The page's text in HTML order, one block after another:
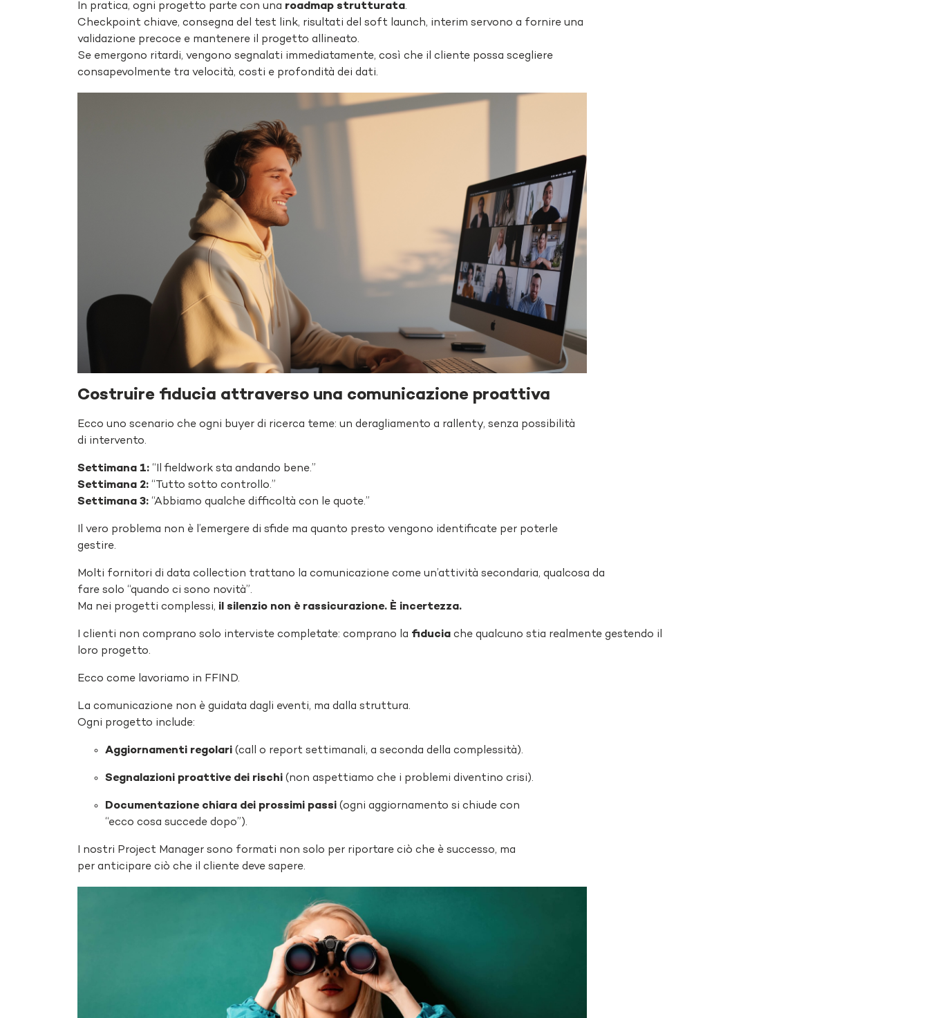
In pratica, ogni progetto parte con una roadmap strutturata.
Checkpoint chiave, consegna del test link, risultati del soft launch, interim servono a fornire una
validazione precoce e mantenere il progetto allineato.
Se emergono ritardi, vengono segnalati immediatamente, così che il cliente possa scegliere
consapevolmente tra velocità, costi e profondità dei dati.
Costruire fiducia attraverso una comunicazione proattiva
Ecco uno scenario che ogni buyer di ricerca teme: un deragliamento a rallenty, senza possibilità
di intervento.
Settimana 1: “Il fieldwork sta andando bene.”
Settimana 2: “Tutto sotto controllo.”
Settimana 3: “Abbiamo qualche difficoltà con le quote.”
Il vero problema non è l’emergere di sfide ma quanto presto vengono identificate per poterle
gestire.
Molti fornitori di data collection trattano la comunicazione come un’attività secondaria, qualcosa da
fare solo “quando ci sono novità”.
Ma nei progetti complessi, il silenzio non è rassicurazione. È incertezza.
I clienti non comprano solo interviste completate: comprano la fiducia che qualcuno stia realmente gestendo il
loro progetto.
Ecco come lavoriamo in FFIND.
La comunicazione non è guidata dagli eventi, ma dalla struttura.
Ogni progetto include:
Aggiornamenti regolari (call o report settimanali, a seconda della complessità).
Segnalazioni proattive dei rischi (non aspettiamo che i problemi diventino crisi).
Documentazione chiara dei prossimi passi (ogni aggiornamento si chiude con
“ecco cosa succede dopo”).
I nostri Project Manager sono formati non solo per riportare ciò che è successo, ma
per anticipare ciò che il cliente deve sapere.